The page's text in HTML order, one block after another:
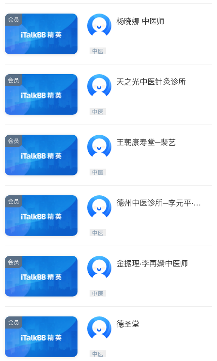
会员 杨晓娜 中医师
中医
会员 天之光中医针灸诊所
中医
会员 王朝康寿堂─裴艺
中医
会员
德州中医诊所─李元平‧沈
中医
会员 金振理‧李再嫣中医师
中医
会员 德圣堂
中医